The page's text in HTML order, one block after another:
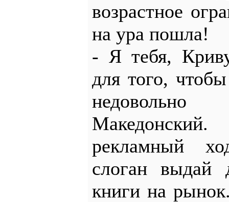
возрастное
на ура пошла!
- Я тебя,
для того,
рекламный
слоган выдай
книги на